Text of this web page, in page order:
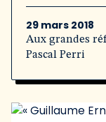
29 mars 2018
Aux grandes
Pascal Perri